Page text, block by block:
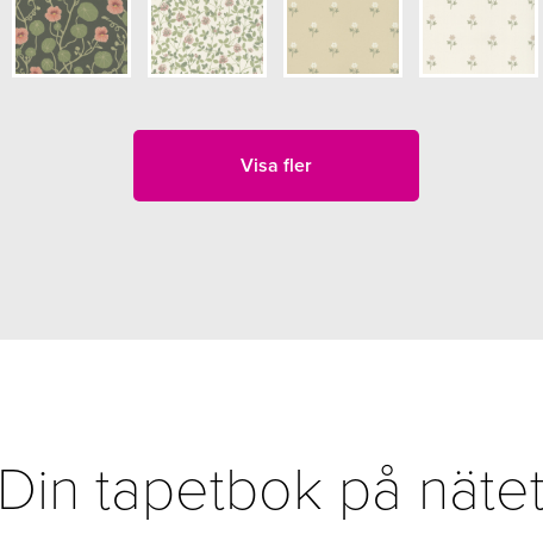
Visa fler
Din tapetbok på